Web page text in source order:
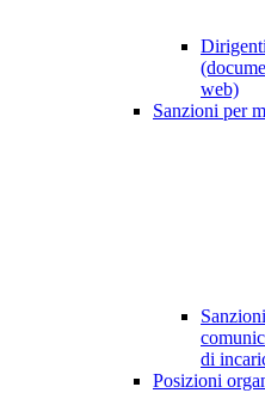
web)
Sanzioni per
di
Posizioni